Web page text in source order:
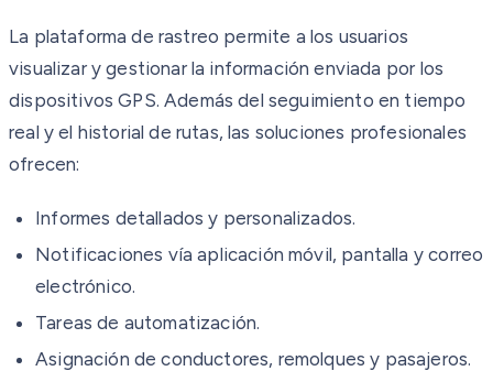
La plataforma de rastreo permite a los usuarios
visualizar y gestionar la información enviada por los
dispositivos GPS. Además del seguimiento en tiempo
real y el historial de rutas, las soluciones profesionales
ofrecen:
Informes detallados y personalizados.
Notificaciones vía aplicación móvil, pantalla y correo
electrónico.
Tareas de automatización.
Asignación de conductores, remolques y pasajeros.